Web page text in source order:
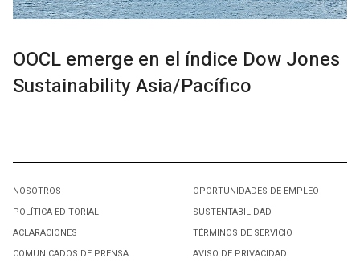
OOCL emerge en el índice Dow Jones
Sustainability Asia/Pacífico
NOSOTROS
POLÍTICA EDITORIAL
ACLARACIONES
COMUNICADOS DE PRENSA
OPORTUNIDADES DE EMPLEO
SUSTENTABILIDAD
TÉRMINOS DE SERVICIO
AVISO DE PRIVACIDAD